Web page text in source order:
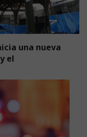
una nueva
el